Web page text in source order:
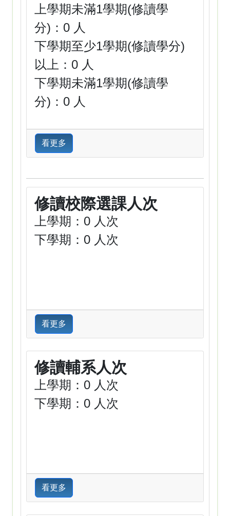
上學期未滿1學期(修讀學
分)：0 人
下學期至少1學期(修讀學分)
以上：0 人
下學期未滿1學期(修讀學
分)：0 人
看更多
修讀校際選課人次
上學期：0 人次
下學期：0 人次
看更多
修讀輔系人次
上學期：0 人次
下學期：0 人次
看更多